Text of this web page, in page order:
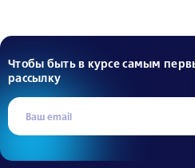
Чтобы быть в курсе самым
рассылку